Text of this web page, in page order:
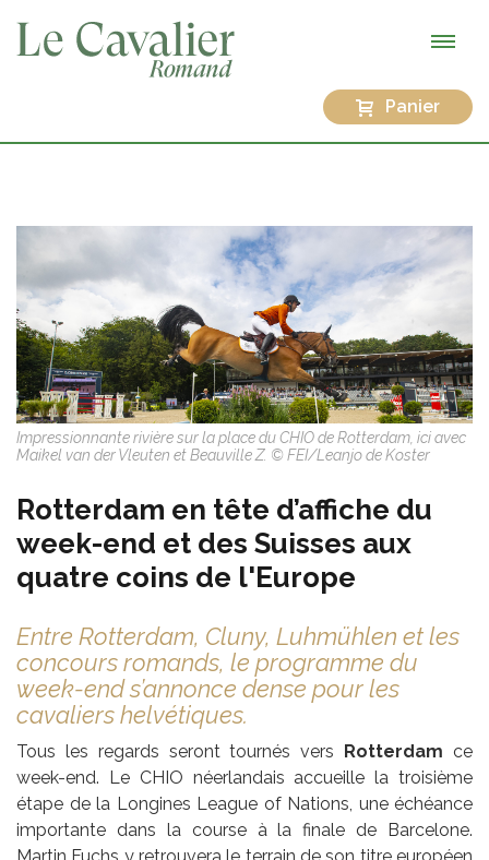
Panier
Impressionnante rivière sur la place du CHIO de Rotterdam, ici avec
Maikel van der Vleuten et Beauville Z. © FEI/Leanjo de Koster
Rotterdam en tête d’affiche du
week-end et des Suisses aux
quatre coins de l'Europe
Entre Rotterdam, Cluny, Luhmühlen et les
concours romands, le programme du
week-end s’annonce dense pour les
cavaliers helvétiques.
Tous les regards seront tournés vers Rotterdam ce
week-end. Le CHIO néerlandais accueille la troisième
étape de la Longines League of Nations, une échéance
importante dans la course à la finale de Barcelone.